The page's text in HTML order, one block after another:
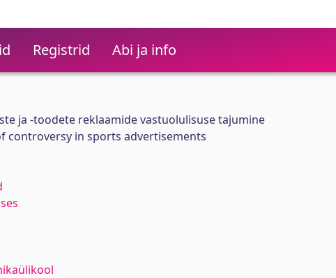
Registrid Abi ja info
ja -toodete reklaamide vastuolulisuse tajumine
controversy in sports advertisements